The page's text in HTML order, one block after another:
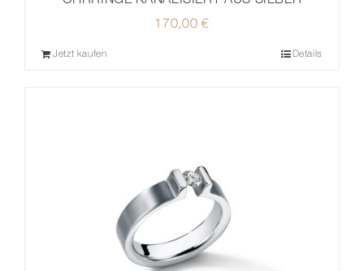
170,00 €
Jetzt kaufen Details